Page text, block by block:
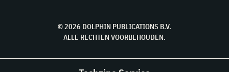
© 2026 DOLPHIN PUBLICATIONS B.V.
ALLE RECHTEN VOORBEHOUDEN.